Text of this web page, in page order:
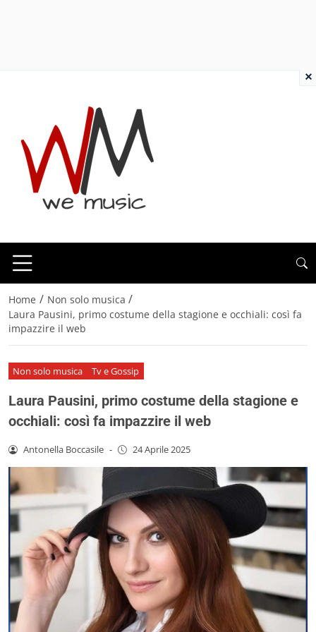
Home / Non solo musica /
Laura Pausini, primo costume della stagione e occhiali: così fa
impazzire il web
Non solo musica Tv e Gossip
Laura Pausini, primo costume della stagione e
occhiali: così fa impazzire il web
Antonella Boccasile - 24 Aprile 2025
×